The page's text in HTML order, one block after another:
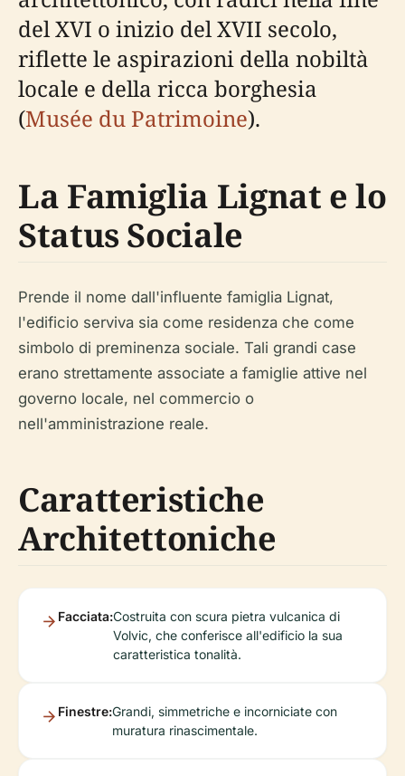
del XVI o inizio del XVII secolo,
riflette le aspirazioni della nobiltà
locale e della ricca borghesia
(Musée du Patrimoine).
La Famiglia Lignat e lo
Status Sociale
Prende il nome dall'influente famiglia Lignat,
l'edificio serviva sia come residenza che come
simbolo di preminenza sociale. Tali grandi case
erano strettamente associate a famiglie attive nel
governo locale, nel commercio o
nell'amministrazione reale.
Caratteristiche
Architettoniche
Facciata:Costruita con scura pietra vulcanica di
Volvic, che conferisce all'edificio la sua
caratteristica tonalità.
Finestre:Grandi, simmetriche e incorniciate con
muratura rinascimentale.